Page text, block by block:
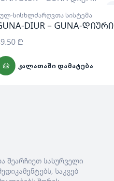
სისხლძარღვთა სისტემა
DIUR – GUNA-დიური
₾
ᲙᲐᲚᲐᲗᲐᲨᲘ ᲓᲐᲛᲐᲢᲔᲑᲐ
შეარჩიეთ სასურველი
საკვებ